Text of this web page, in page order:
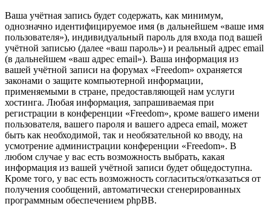
Ваша учётная запись будет содержать, как минимум,
однозначно идентифицируемое имя (в дальнейшем «ваше имя
пользователя»), индивидуальный пароль для входа под вашей
учётной записью (далее «ваш пароль») и реальный адрес email
(в дальнейшем «ваш адрес email»). Ваша информация из
вашей учётной записи на форумах «Freedom» охраняется
законами о защите компьютерной информации,
применяемыми в стране, предоставляющей нам услуги
хостинга. Любая информация, запрашиваемая при
регистрации в конференции «Freedom», кроме вашего имени
пользователя, вашего пароля и вашего адреса email, может
быть как необходимой, так и необязательной ко вводу, на
усмотрение администрации конференции «Freedom». В
любом случае у вас есть возможность выбрать, какая
информация из вашей учётной записи будет общедоступна.
Кроме того, у вас есть возможность согласиться/отказаться от
получения сообщений, автоматически сгенерированных
программным обеспечением phpBB.